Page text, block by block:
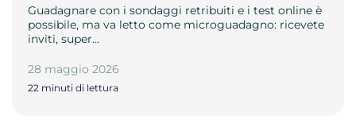
Guadagnare con i sondaggi retribuiti e i test online è
possibile, ma va letto come microguadagno: ricevete
inviti, super…
28 maggio 2026
22 minuti di lettura